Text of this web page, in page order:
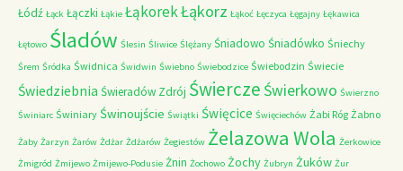
Łódź Łąck Łączki Łąkie ŁąkorekŁąkorz Łąkoć Łęczyca Łęgajny Łękawica
Łętowo Śladów Ślesin Śliwice Ślężany Śniadowo Śniadówko Śniechy
Śrem Śródka Świdnica Świdwin Świebno Świebodzice Świebodzin Świecie
Świedziebnia Świeradów Zdrój Świercze Świerkowo Świerzno
Świniarc Świniary Świnoujście Świątki Święcice Święciechów Żabi Róg Żabno
Żaby Żarzyn Żarów Żdżar Żdżarów Żegiestów Żelazowa Wola Żerkowice
Żmigród Żmijewo Żmijewo-Podusie Żnin Żochowo Żochy Żubryn Żuków Żur